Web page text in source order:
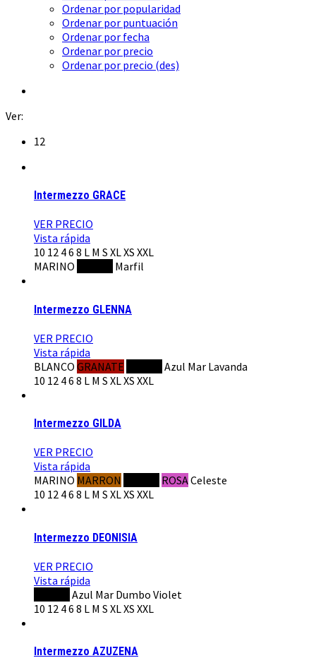
Ordenar por popularidad
Ordenar por puntuación
Ordenar por fecha
Ordenar por precio
Ordenar por precio (des)
Ver:
12
Intermezzo GRACE
VER PRECIO
Vista rápida
10 12 46 8 L M S XLXS XXL
MARINO
Marfil
Intermezzo GLENNA
VER PRECIO
Vista rápida
BLANCO GRANATE Azul Mar Lavanda
10 12 46 8 L M S XLXS XXL
Intermezzo GILDA
VER PRECIO
Vista rápida
MARINO MARRON ROSACeleste
10 12 46 8 L M S XLXS XXL
Intermezzo DEONISIA
VER PRECIO
Vista rápida
Azul Mar Dumbo Violet
10 12 46 8 L M S XLXS XXL
Intermezzo AZUZENA